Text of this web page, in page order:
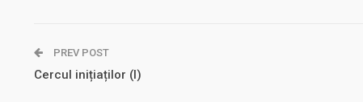
PREV POST
Cercul inițiaților (I)